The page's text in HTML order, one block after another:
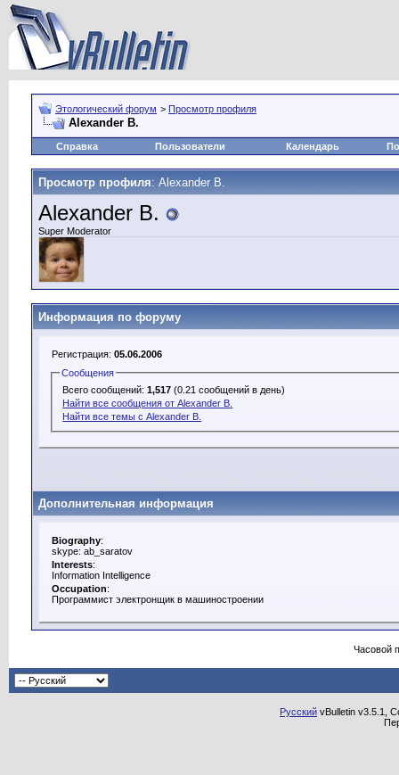
Этологический форум > Просмотр профиля
Alexander B.
Справка Пользователи Календарь
Просмотр профиля: Alexander B.
Alexander B.
Super Moderator
Информация по форуму
Регистрация: 05.06.2006
Сообщения
Всего сообщений:1,517 (0.21 сообщений в день)
Найти все сообщения от Alexander B.
Найти все темы с Alexander B.
Дополнительная информация
Biography:
skype: ab_saratov
Interests:
Information Intelligence
Occupation:
Программист электронщик в машиностроении
Часовой
Русский vBulletin v3.5.1,